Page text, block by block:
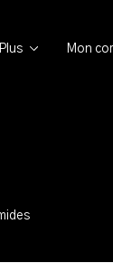
Plus Mon